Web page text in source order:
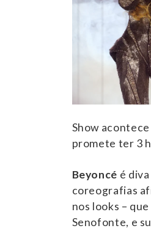
Show
promete ter 3
Beyoncé é
coreografias
nos looks –
Senofonte, e